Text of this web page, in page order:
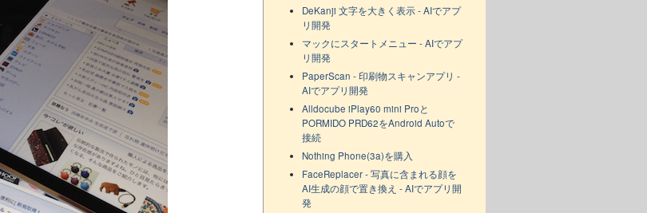
DeKanji 文字を大きく表示 - AIでアプ
リ開発
マックにスタートメニュー - AIでアプ
リ開発
PaperScan - 印刷物スキャンアプリ -
AIでアプリ開発
Alldocube iPlay60 mini Proと
PORMIDO PRD62をAndroid Autoで
接続
Nothing Phone(3a)を購入
FaceReplacer - 写真に含まれる顔を
AI生成の顔で置き換え - AIでアプリ開
発